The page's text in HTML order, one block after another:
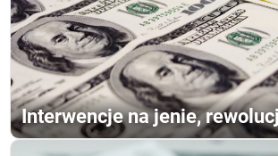
Interwencje na jenie,